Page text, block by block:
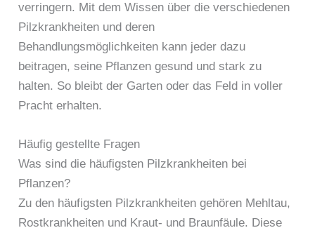
verringern. Mit dem Wissen über die verschiedenen
Pilzkrankheiten und deren
Behandlungsmöglichkeiten kann jeder dazu
beitragen, seine Pflanzen gesund und stark zu
halten. So bleibt der Garten oder das Feld in voller
Pracht erhalten.
Häufig gestellte Fragen
Was sind die häufigsten Pilzkrankheiten bei
Pflanzen?
Zu den häufigsten Pilzkrankheiten gehören Mehltau,
Rostkrankheiten und Kraut- und Braunfäule. Diese